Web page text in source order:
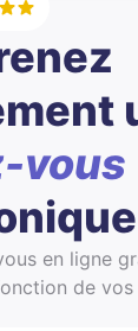
vous
en ligne
de